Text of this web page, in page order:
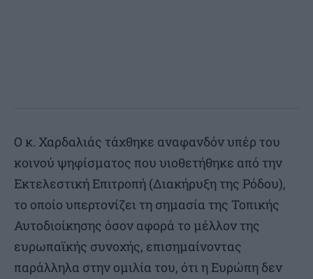
Ο κ. Χαρδαλιάς τάχθηκε αναφανδόν υπέρ του
κοινού ψηφίσματος που υιοθετήθηκε από την
Εκτελεστική Επιτροπή (Διακήρυξη της Ρόδου),
το οποίο υπερτονίζει τη σημασία της Τοπικής
Αυτοδιοίκησης όσον αφορά το μέλλον της
ευρωπαϊκής συνοχής, επισημαίνοντας
παράλληλα στην ομιλία του, ότι η Ευρώπη δεν